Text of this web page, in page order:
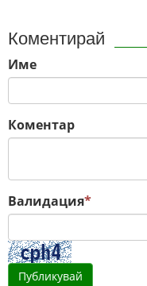
Коментирай
Име
Коментар
Валидация*